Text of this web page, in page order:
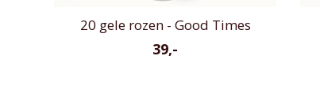
20 gele rozen - Good Times
39,-